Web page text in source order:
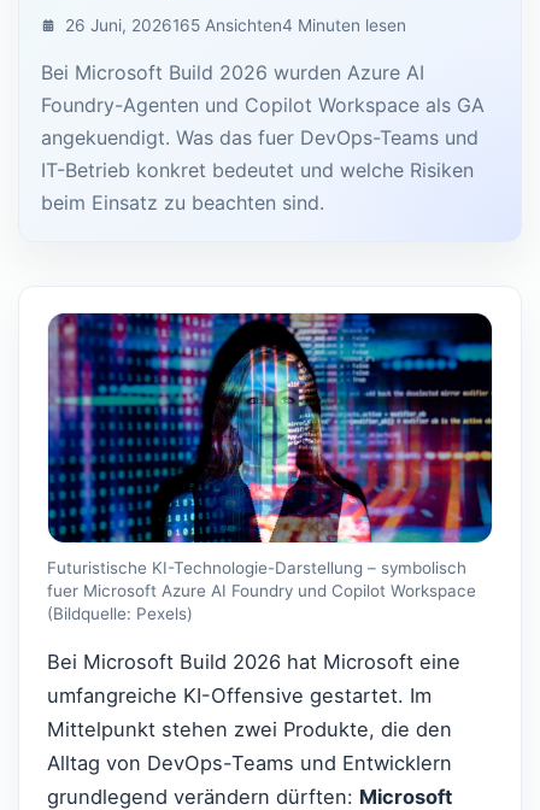
26 Juni, 2026165 Ansichten4 Minuten lesen
Bei Microsoft Build 2026 wurden Azure AI
Foundry-Agenten und Copilot Workspace als GA
angekuendigt. Was das fuer DevOps-Teams und
IT-Betrieb konkret bedeutet und welche Risiken
beim Einsatz zu beachten sind.
Futuristische KI-Technologie-Darstellung – symbolisch
fuer Microsoft Azure AI Foundry und Copilot Workspace
(Bildquelle: Pexels)
Bei Microsoft Build 2026 hat Microsoft eine
umfangreiche KI-Offensive gestartet. Im
Mittelpunkt stehen zwei Produkte, die den
Alltag von DevOps-Teams und Entwicklern
grundlegend verändern dürften: Microsoft